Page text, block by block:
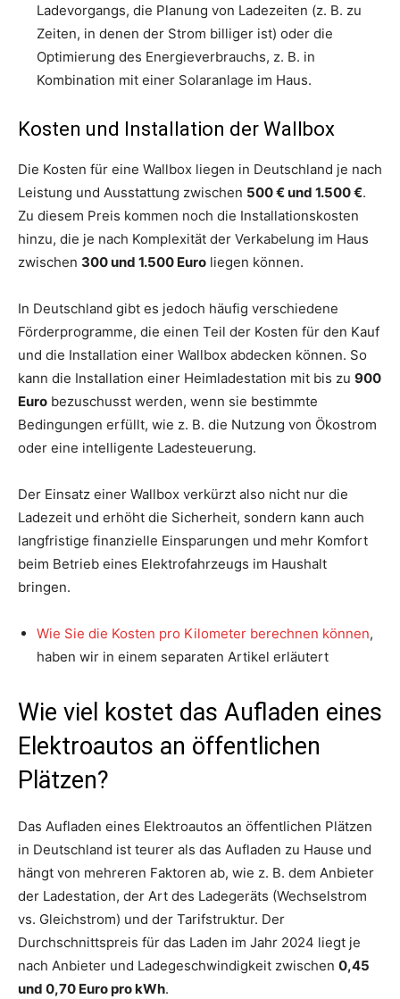
Ladevorgangs, die Planung von Ladezeiten (z. B. zu
Zeiten, in denen der Strom billiger ist) oder die
Optimierung des Energieverbrauchs, z. B. in
Kombination mit einer Solaranlage im Haus.
Kosten und Installation der Wallbox
Die Kosten für eine Wallbox liegen in Deutschland je nach
Leistung und Ausstattung zwischen 500 € und 1.500 €.
Zu diesem Preis kommen noch die Installationskosten
hinzu, die je nach Komplexität der Verkabelung im Haus
zwischen 300 und 1.500 Euro liegen können.
In Deutschland gibt es jedoch häufig verschiedene
Förderprogramme, die einen Teil der Kosten für den Kauf
und die Installation einer Wallbox abdecken können. So
kann die Installation einer Heimladestation mit bis zu 900
Euro bezuschusst werden, wenn sie bestimmte
Bedingungen erfüllt, wie z. B. die Nutzung von Ökostrom
oder eine intelligente Ladesteuerung.
Der Einsatz einer Wallbox verkürzt also nicht nur die
Ladezeit und erhöht die Sicherheit, sondern kann auch
langfristige finanzielle Einsparungen und mehr Komfort
beim Betrieb eines Elektrofahrzeugs im Haushalt
bringen.
Wie Sie die Kosten pro Kilometer berechnen können,
haben wir in einem separaten Artikel erläutert
Wie viel kostet das Aufladen eines
Elektroautos an öffentlichen
Plätzen?
Das Aufladen eines Elektroautos an öffentlichen Plätzen
in Deutschland ist teurer als das Aufladen zu Hause und
hängt von mehreren Faktoren ab, wie z. B. dem Anbieter
der Ladestation, der Art des Ladegeräts (Wechselstrom
vs. Gleichstrom) und der Tarifstruktur. Der
Durchschnittspreis für das Laden im Jahr 2024 liegt je
nach Anbieter und Ladegeschwindigkeit zwischen 0,45
und 0,70 Euro pro kWh.